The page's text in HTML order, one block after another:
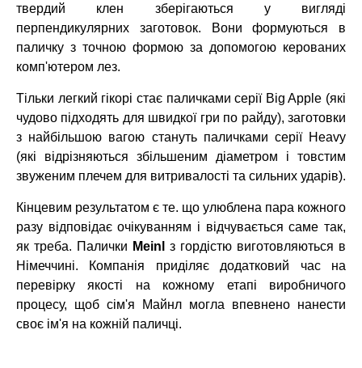
твердий клен зберігаються у вигляді
перпендикулярних заготовок. Вони формуються в
паличку з точною формою за допомогою керованих
комп'ютером лез.
Тільки легкий гікорі стає паличками серії Big Apple (які
чудово підходять для швидкої гри по райду), заготовки
з найбільшою вагою стануть паличками серії Heavy
(які відрізняються збільшеним діаметром і товстим
звуженим плечем для витривалості та сильних ударів).
Кінцевим результатом є те. що улюблена пара кожного
разу відповідає очікуванням і відчувається саме так,
як треба. Палички Meinl з гордістю виготовляються в
Німеччині. Компанія приділяє додатковий час на
перевірку якості на кожному етапі виробничого
процесу, щоб сім'я Майнл могла впевнено нанести
своє ім'я на кожній паличці.